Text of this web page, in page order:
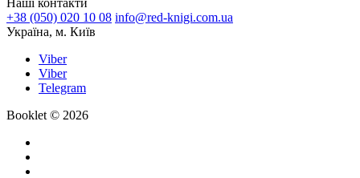
+38 (050) 020 10 08 info@red-knigi.com.ua
Україна, м. Київ
Viber
Viber
Telegram
Booklet © 2026